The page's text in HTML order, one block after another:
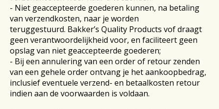
- Niet geaccepteerde goederen kunnen, na betaling
van verzendkosten, naar je worden
teruggestuurd. Bakker’s Quality Products vof draagt
geen verantwoordelijkheid voor, en faciliteert geen
opslag van niet geaccepteerde goederen;
- Bij een annulering van een order of retour zenden
van een gehele order ontvang je het aankoopbedrag,
inclusief eventuele verzend- en betaalkosten retour
indien aan de voorwaarden is voldaan.